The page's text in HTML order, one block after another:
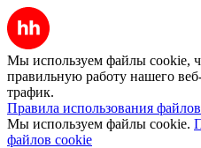
Мы используем файлы cookie,
правильную работу нашего
трафик.
Правила использования
Мы используем файлы cookie.
файлов cookie